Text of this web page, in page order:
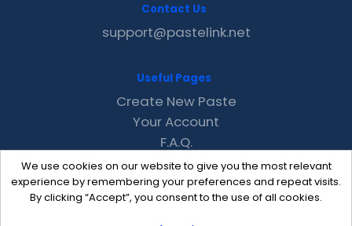
We use cookies on our website to give you the most relevant
experience by remembering your preferences and repeat visits.
By clicking “Accept”, you consent to the use of all cookies.
Contact Us
support@pastelink.net
Useful Pages
Create New Paste
Your Account
F.A.Q.
Recent
Contact